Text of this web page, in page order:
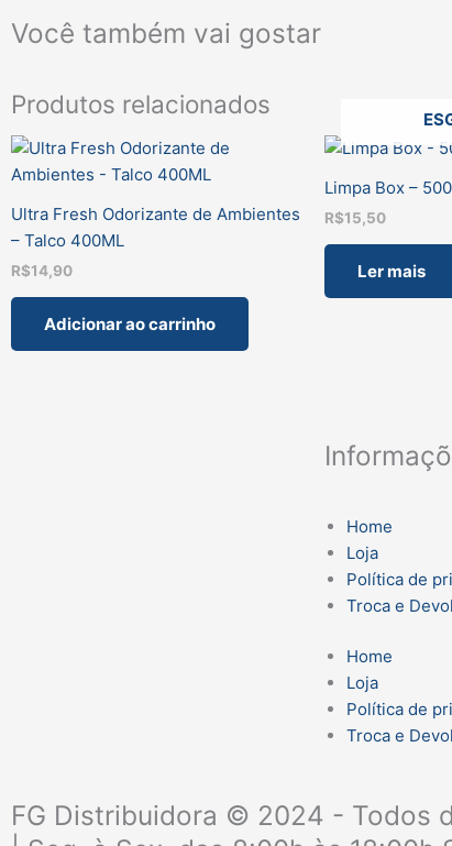
Você também vai gostar
Produtos relacionados
Ultra Fresh Odorizante de Ambientes
– Talco 400ML
R$14,90
Adicionar ao carrinho
Limpa Box –
R$15,50
Ler mais
Home
Loja
Política de
Troca e
Home
Loja
Política de
Troca e
FG Distribuidora © 2024 - Todos